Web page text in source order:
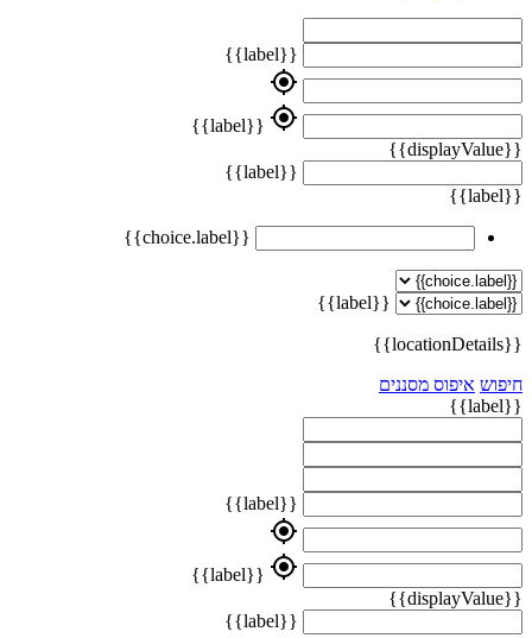
{{label}}
my_location
my_location
{{label}}
{{displayValue}}
{{label}}
{{label}}
{{choice.label}}
{{label}}
{{locationDetails}}
חיפוש איפוס מסננים
{{label}}
{{label}}
my_location
my_location
{{label}}
{{displayValue}}
{{label}}